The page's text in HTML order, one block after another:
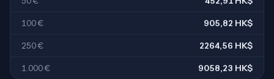
100 € 905,82 HK$
250 € 2264,56 HK$
1.000 € 9058,23 HK$